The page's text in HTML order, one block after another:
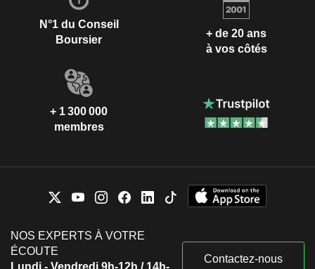
N°1 du Conseil
Boursier
+ de 20 ans
à vos côtés
+ 1 300 000
membres
NOS EXPERTS À VOTRE
ÉCOUTE
Contactez-nous